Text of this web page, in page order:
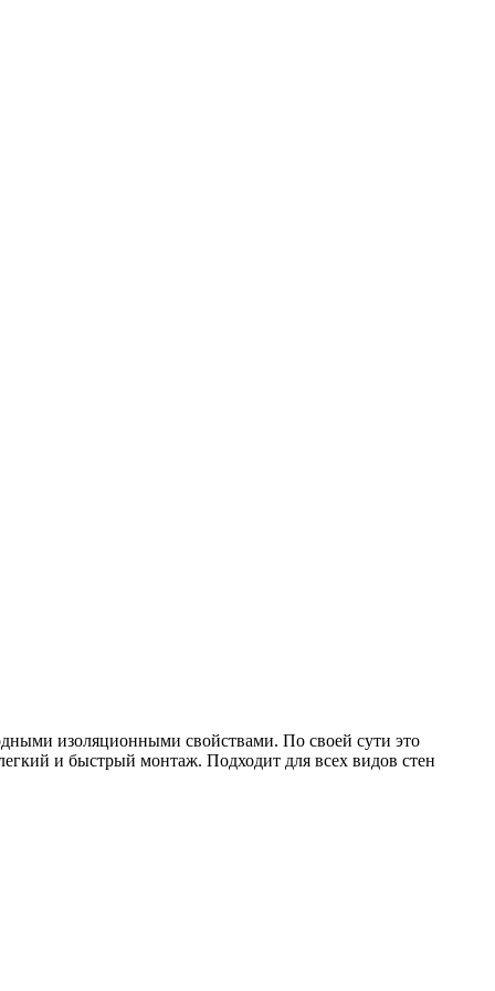
изоляционными свойствами. По своей сути это
и быстрый монтаж. Подходит для всех видов стен